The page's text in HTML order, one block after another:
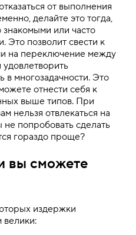
от выполнения
делайте это тогда,
или часто
Это позволит свести к
на переключение между
в многозадачности. Это
отнести себя к
выше типов. При
нельзя отвлекаться на
попробовать сделать
гораздо проще?
вы сможете
издержки
велики: